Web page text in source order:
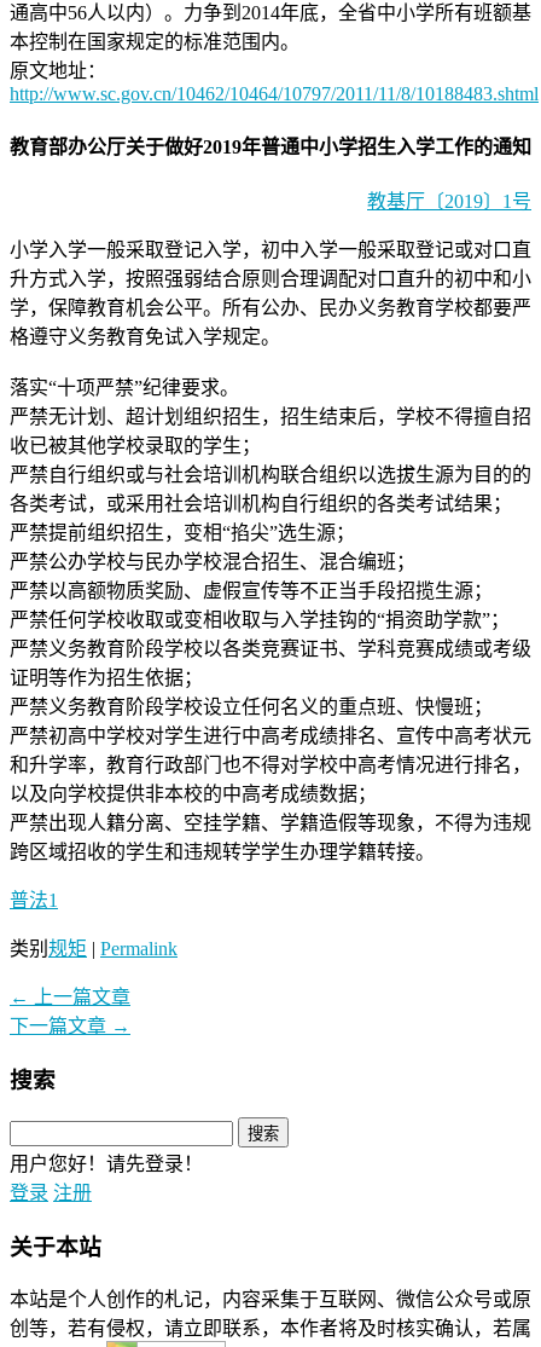
通高中56人以内）。力争到2014年底，全省中小学所有班额基
本控制在国家规定的标准范围内。
原文地址：
http://www.sc.gov.cn/10462/10464/10797/2011/11/8/10188483.shtml
教育部办公厅关于做好2019年普通中小学招生入学工作的通知
教基厅〔2019〕1号
小学入学一般采取登记入学，初中入学一般采取登记或对口直
升方式入学，按照强弱结合原则合理调配对口直升的初中和小
学，保障教育机会公平。所有公办、民办义务教育学校都要严
格遵守义务教育免试入学规定。
落实“十项严禁”纪律要求。
严禁无计划、超计划组织招生，招生结束后，学校不得擅自招
收已被其他学校录取的学生；
严禁自行组织或与社会培训机构联合组织以选拔生源为目的的
各类考试，或采用社会培训机构自行组织的各类考试结果；
严禁提前组织招生，变相“掐尖”选生源；
严禁公办学校与民办学校混合招生、混合编班；
严禁以高额物质奖励、虚假宣传等不正当手段招揽生源；
严禁任何学校收取或变相收取与入学挂钩的“捐资助学款”；
严禁义务教育阶段学校以各类竞赛证书、学科竞赛成绩或考级
证明等作为招生依据；
严禁义务教育阶段学校设立任何名义的重点班、快慢班；
严禁初高中学校对学生进行中高考成绩排名、宣传中高考状元
和升学率，教育行政部门也不得对学校中高考情况进行排名，
以及向学校提供非本校的中高考成绩数据；
严禁出现人籍分离、空挂学籍、学籍造假等现象，不得为违规
跨区域招收的学生和违规转学学生办理学籍转接。
普法1
类别 规矩 | Permalink
←
上一篇文章
下一篇文章 →
搜索
用户您好！请先登录！
登录 注册
关于本站
本站是个人创作的札记，内容采集于互联网、微信公众号或原
创等，若有侵权，请立即联系，本作者将及时核实确认，若属